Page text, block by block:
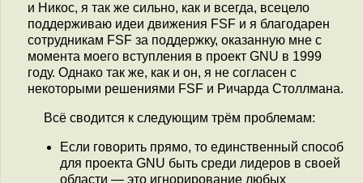
и Никос, я так же сильно, как и всегда, всецело
поддерживаю идеи движения FSF и я благодарен
сотрудникам FSF за поддержку, оказанную мне с
момента моего вступления в проект GNU в 1999
году. Однако так же, как и он, я не согласен с
некоторыми решениями FSF и Ричарда Столлмана.
Всё сводится к следующим трём проблемам:
Если говорить прямо, то единственный способ
для проекта GNU быть среди лидеров в своей
области — это игнорирование любых